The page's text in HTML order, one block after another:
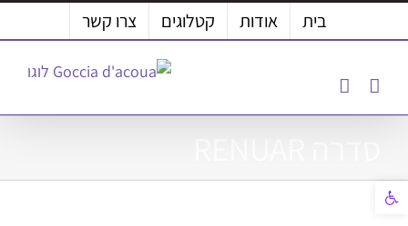
לתוכן
בית אודות קטלוגים צרו קשר
פתח סרגל נגישות